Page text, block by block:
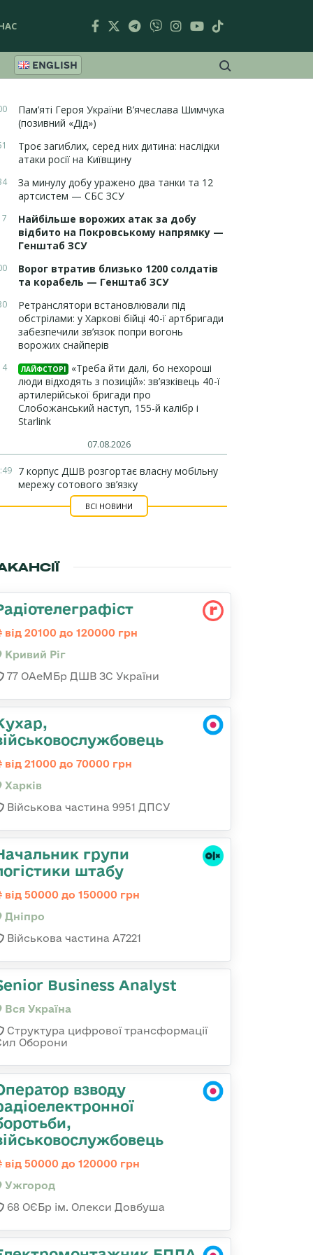
ENGLISH
Пам’яті Героя України В’ячеслава Шимчука
(позивний «Дід»)
Троє загиблих, серед них дитина: наслідки
атаки росії на Київщину
За минулу добу уражено два танки та 12
артсистем — СБС ЗСУ
Найбільше ворожих атак за добу
відбито на Покровському напрямку —
Генштаб ЗСУ
Ворог втратив близько 1200 солдатів
та корабель — Генштаб ЗСУ
Ретранслятори встановлювали під
обстрілами: у Харкові бійці 40-ї артбригади
забезпечили зв’язок попри вогонь
ворожих снайперів
ЛАЙФСТОРІ
«Треба йти далі, бо нехороші
люди відходять з позицій»: зв’язківець 40-ї
артилерійської бригади про
Слобожанський наступ, 155-й калібр і
Starlink
07.08.2026
7 корпус ДШВ розгортає власну мобільну
мережу сотового зв’язку
ВСІ НОВИНИ
від 20100 до 120000 грн
Кривий Ріг
77 ОАеМБр ДШВ ЗС України
від 21000 до 70000 грн
Харків
Військова частина 9951 ДПСУ
групи
штабу
від 50000 до 150000 грн
Дніпро
Військова частина А7221
Business Analyst
Вся Україна
Структура цифрової трансформації
Оборони
взводу
від 50000 до 120000 грн
Ужгород
68 ОЄБр ім. Олекси Довбуша